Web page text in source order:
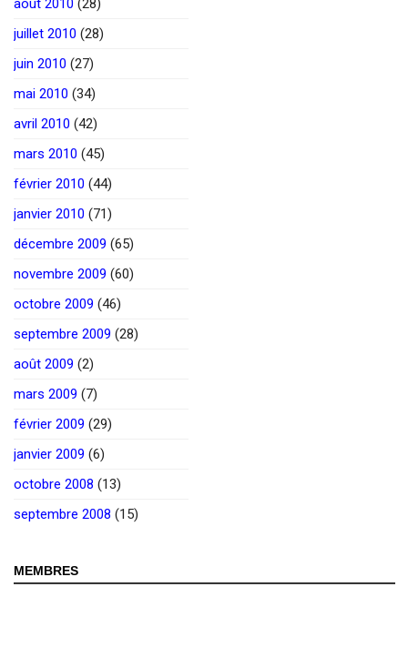
août 2010 (28)
juillet 2010 (28)
juin 2010 (27)
mai 2010 (34)
avril 2010 (42)
mars 2010 (45)
février 2010 (44)
janvier 2010 (71)
décembre 2009 (65)
novembre 2009 (60)
octobre 2009 (46)
septembre 2009 (28)
août 2009 (2)
mars 2009 (7)
février 2009 (29)
janvier 2009 (6)
octobre 2008 (13)
septembre 2008 (15)
MEMBRES